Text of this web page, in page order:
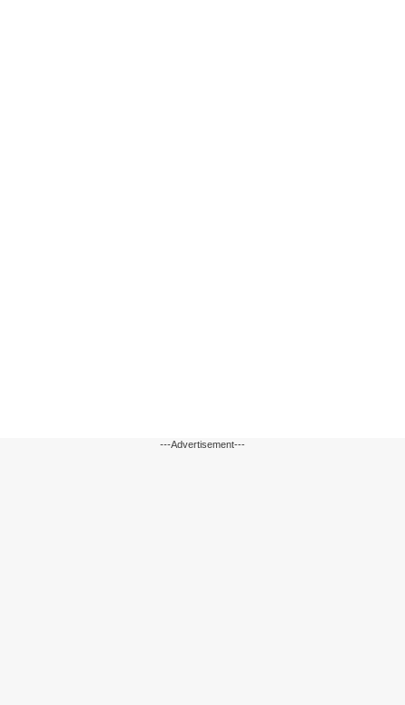
---Advertisement---